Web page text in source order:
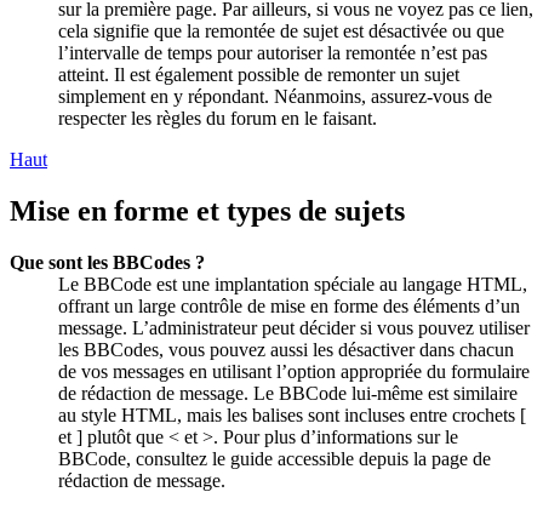
sur la première page. Par ailleurs, si vous ne voyez pas ce lien,
cela signifie que la remontée de sujet est désactivée ou que
l’intervalle de temps pour autoriser la remontée n’est pas
atteint. Il est également possible de remonter un sujet
simplement en y répondant. Néanmoins, assurez-vous de
respecter les règles du forum en le faisant.
Haut
Mise en forme et types de sujets
Que sont les BBCodes ?
Le BBCode est une implantation spéciale au langage HTML,
offrant un large contrôle de mise en forme des éléments d’un
message. L’administrateur peut décider si vous pouvez utiliser
les BBCodes, vous pouvez aussi les désactiver dans chacun
de vos messages en utilisant l’option appropriée du formulaire
de rédaction de message. Le BBCode lui-même est similaire
au style HTML, mais les balises sont incluses entre crochets [
et ] plutôt que < et >. Pour plus d’informations sur le
BBCode, consultez le guide accessible depuis la page de
rédaction de message.